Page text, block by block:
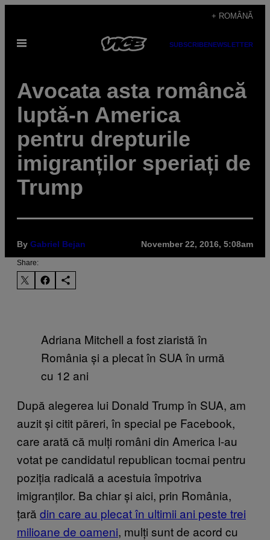
content
+ ROMÂNĂ
Open
SUBSCRIBENEWSLETTER
Avocata asta româncă
luptă-n America
pentru drepturile
imigranților speriați de
Trump
By Gabriel Bejan November 22, 2016, 5:08am
Share:
Adriana Mitchell a fost ziaristă în
România și a plecat în SUA în urmă
cu 12 ani
După alegerea lui Donald Trump în SUA, am
auzit și citit păreri, în special pe Facebook,
care arată că mulți români din America l-au
votat pe candidatul republican tocmai pentru
poziția radicală a acestuia împotriva
imigranților. Ba chiar și aici, prin România,
țară din care au plecat în ultimii ani peste trei
milioane de oameni, mulți sunt de acord cu